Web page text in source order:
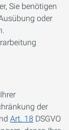
Sie benötigen
oder
der
Art. 18 DSGVO